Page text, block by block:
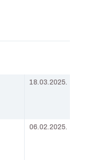
18.03.2025.
06.02.2025.